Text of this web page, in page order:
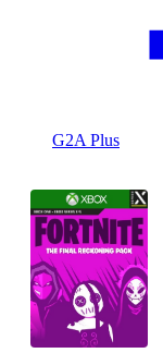
G2A Plus